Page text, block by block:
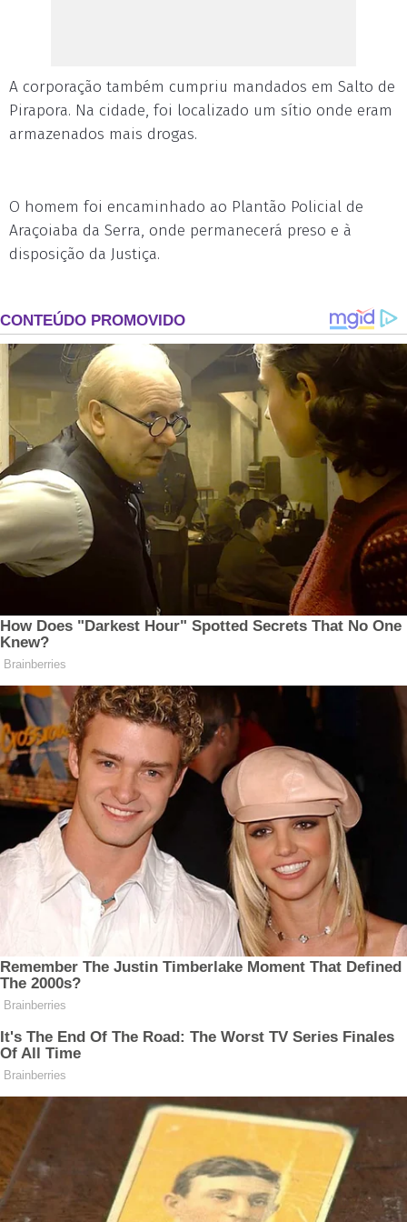
A corporação também cumpriu mandados em Salto de
Pirapora. Na cidade, foi localizado um sítio onde eram
armazenados mais drogas.
O homem foi encaminhado ao Plantão Policial de
Araçoiaba da Serra, onde permanecerá preso e à
disposição da Justiça.